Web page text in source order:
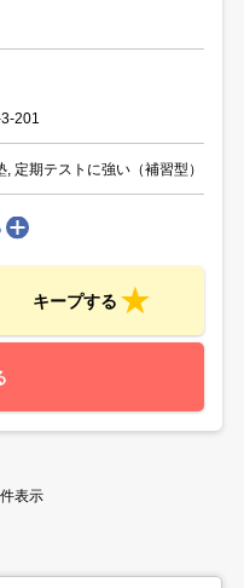
201
定期テストに強い（補習型）
キープする
表示